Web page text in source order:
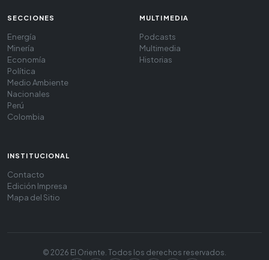
SECCIONES
Energía
Minería
Economía
Política
Medio Ambiente
Nacionales
Perú
Colombia
MULTIMEDIA
Podcasts
Multimedia
Historias
INSTITUCIONAL
Contacto
Edición Impresa
Mapa del Sitio
© 2026 El Oriente. Todos los derechos reservados.